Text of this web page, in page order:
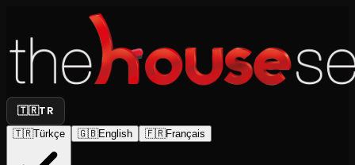
🇹🇷TR
🇹🇷Türkçe 🇬🇧English 🇫🇷Français